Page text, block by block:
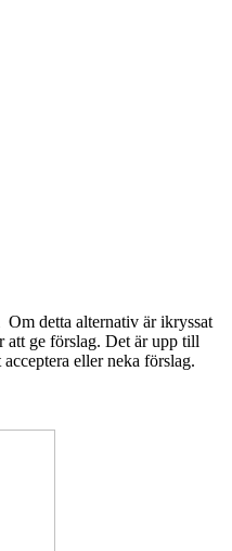
Om detta alternativ är ikryssat
att ge förslag. Det är upp till
eller neka förslag.